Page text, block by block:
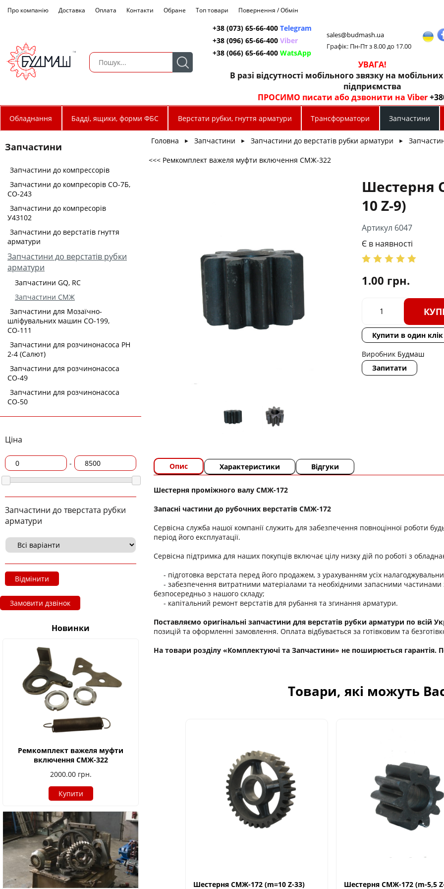
Про компанію Доставка Оплата Контакти Обране Топ товари Повернення / Обмін
+38 (073) 65-66-400 Telegram
+38 (096) 65-66-400 Viber
+38 (066) 65-66-400 WatsApp
sales@budmash.ua
Графік: Пн-Пт з 8.00 до 17.00
УВАГА!
В разі відсутності мобільного звязку на
підприємства
ПРОСИМО писати або дзвонити на Viber
Обладнання Бадді, ящики, форми ФБС Верстати рубки, гнуття арматури Трансформатори Запчастини
Запчастини
Запчастини до компрессорів
Запчастини до компресорів СО-7Б,
СО-243
Запчастини до компресорів
У43102
Запчастини до верстатів гнуття
арматури
Запчастини до верстатів рубки
арматури
Запчастини GQ, RC
Запчастини СМЖ
Запчастини для Мозаїчно-
шліфувальних машин СО-199,
СО-111
Запчастини для розчинонасоса РН
2-4 (Салют)
Запчастини для розчинонасоса
СО-49
Запчастини для розчинонасоса
СО-50
Ціна
-
Запчастини до тверстата рубки
арматури
Відмінити
Замовити дзвінок
Новинки
Ремкомплект важеля муфти
включення СМЖ-322
2000.00 грн.
Купити
Головна ► Запчастини ► Запчастини до верстатів рубки арматури ►
<<< Ремкомплект важеля муфти включення СМЖ-322
Шестерня
10 Z-9)
Артикул 6047
Є в наявності
1.00 грн.
Купити в один клік
Виробник Будмаш
Запитати
Опис Характеристики Відгуки
Шестерня проміжного валу СМЖ-172
Запасні частини до рубочних верстатів СМЖ-172
Сервісна служба нашої компанії служить для забезпечення повноцінної роботи
період його експлуатації.
Сервісна підтримка для наших покупців включає цілу низку дій по роботі з
- підготовка верстата перед його продажем, з урахуванням усіх
- забезпечення витратними матеріалами та необхідними запасними частинами
безпосередньо з нашого складу;
- капітальний ремонт верстатів для рубання та згинання арматури.
Поставляємо оригінальні запчастини для верстатів рубки арматури по всій
позицій та оформленні замовлення. Оплата відбувається за готівковим та
На товари розділу «Комплектуючі та Запчастини» не поширюється гарантія.
Товари, які можуть
Шестерня СМЖ-172 (m=10 Z-33) Шестерня СМЖ-172 (m-5,5